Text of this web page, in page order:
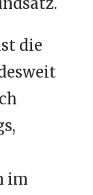
die
im